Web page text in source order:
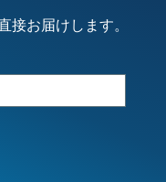
接お届けします。